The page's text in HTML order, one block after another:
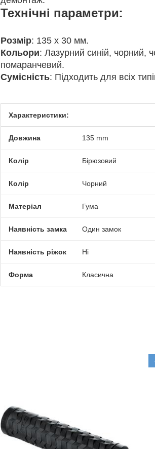
Технічні параметри:
Розмір: 135 x 30 мм.
Кольори: Лазурний синій, чорний,
помаранчевий.
Сумісність: Підходить для всіх
Характеристики:
Довжина 135 mm
Колір Бірюзовий
Колір Чорний
Матеріал Гума
Наявність замка Один замок
Наявність ріжок Ні
Форма Класична